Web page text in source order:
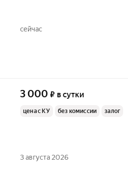
сейчас
3 000 ₽ в сутки
цена с КУ без комиссии залог
3 августа 2026